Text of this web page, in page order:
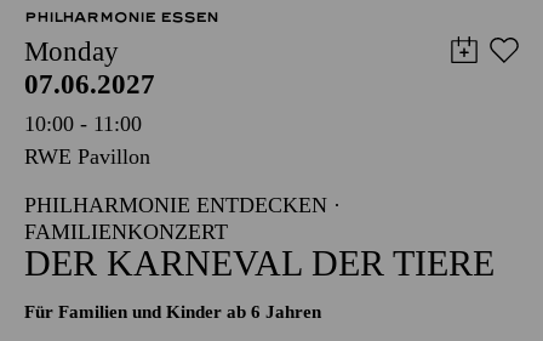
PHILHARMONIE ESSEN
Monday
07.06.2027
10:00 - 11:00
RWE Pavillon
PHILHARMONIE ENTDECKEN ·
FAMILIENKONZERT
DER KARNEVAL DER TIERE
Für Familien und Kinder ab 6 Jahren